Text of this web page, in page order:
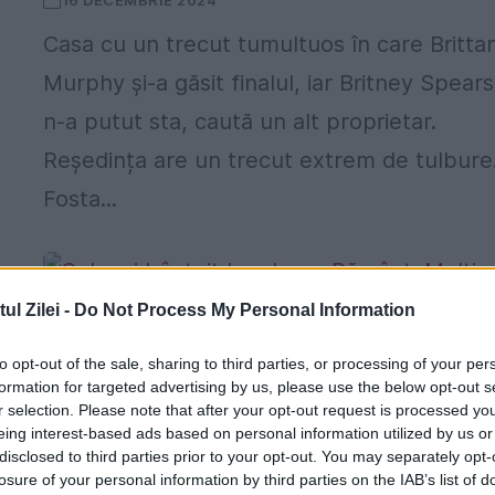
Zilei - Do Not Process My Personal Information
opt-out of the sale, sharing to third parties, or processing of your
for targeted advertising by us, please use the below opt-out
selection. Please note that after your opt-out request is processed
interest-based ads based on personal information utilized by us
to third parties prior to your opt-out. You may separately
of your personal information by third parties on the IAB’s list of
Casa cu un trecut tumultuos în care
Murphy și-a găsit finalul, iar Britney Spears
n-a putut sta, caută un alt proprietar.
Reședința are un trecut extrem de
Fosta...
Cel mai bântuit loc de pe Pământ.
au fost aici, dar puțini s-au mai întors
15 FEBRUARIE 2024
Cel mai bântuit loc de pe Pământ este în